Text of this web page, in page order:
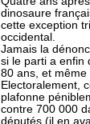
dinosaure
cette exception
occidental.
Jamais la
si le parti a enfin
80 ans, et même
Electoralement,
plafonne
contre 700 000
députés (il en